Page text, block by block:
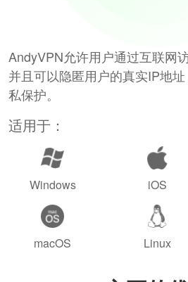
AndyVPN允许用户通过互联网
并且可以隐匿用户的真实IP地
私保护。
适用于：
Windows iOS
macOS Linux